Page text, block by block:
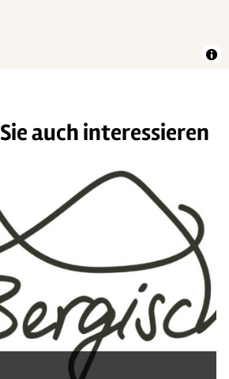
auch interessieren